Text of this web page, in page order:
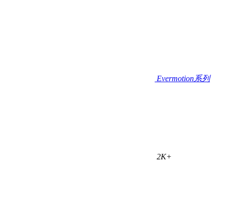
Evermotion系列
2K+